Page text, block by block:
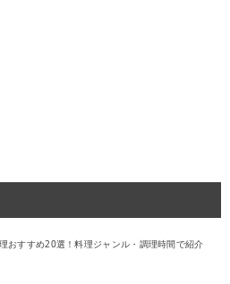
おすすめ20選！料理ジャンル・調理時間で紹介